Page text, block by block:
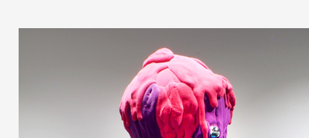
Équipe
Partenaires